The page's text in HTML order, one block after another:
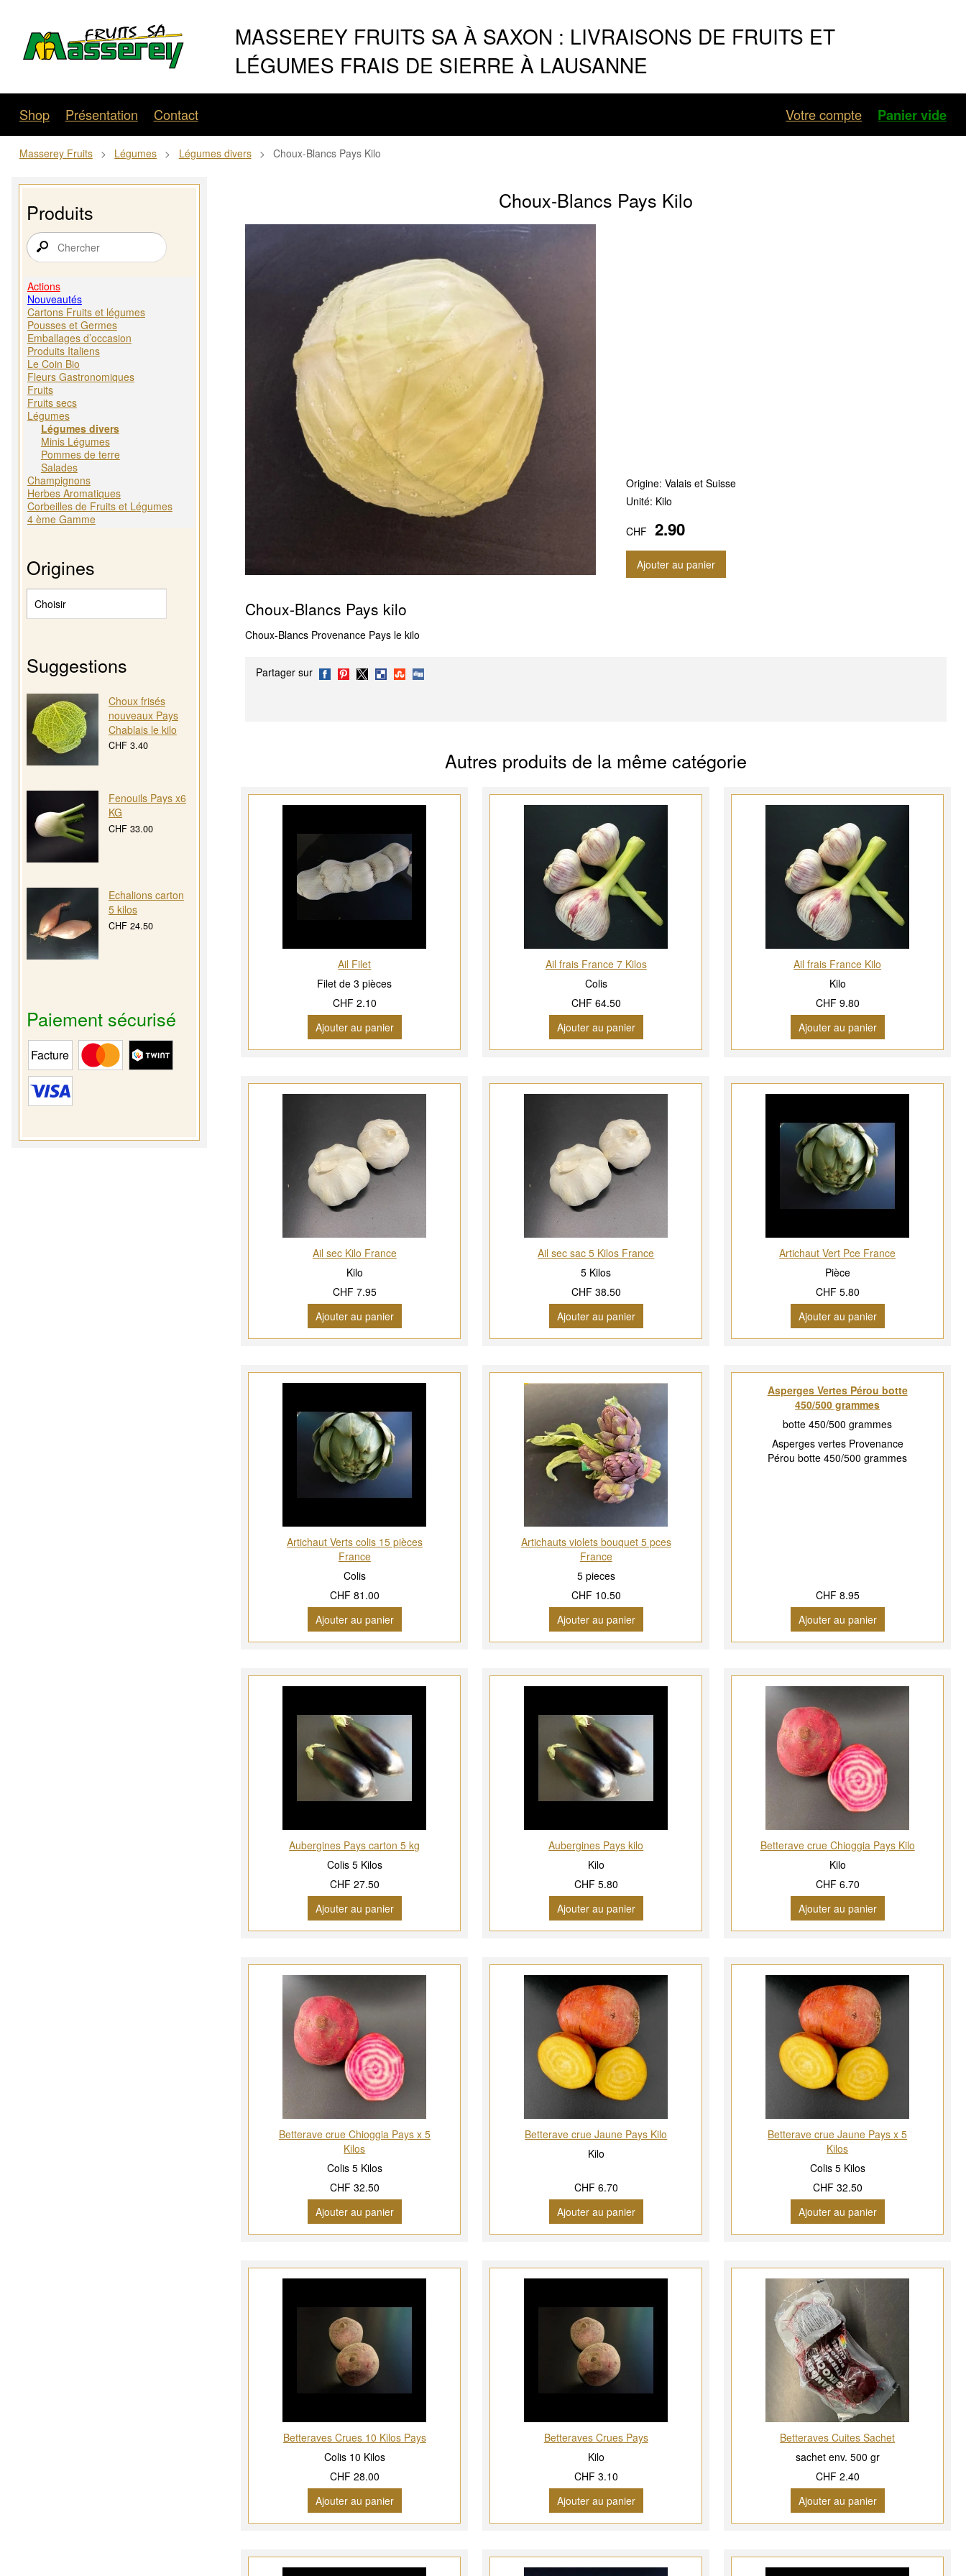
MASSEREY FRUITS SA À SAXON : LIVRAISONS DE FRUITS ET
LÉGUMES FRAIS DE SIERRE À LAUSANNE
Shop Présentation Contact Votre compte Panier vide
Masserey Fruits > Légumes > Légumes divers > Choux-Blancs Pays Kilo
Produits
Actions
Nouveautés
Cartons Fruits et légumes
Pousses et Germes
Emballages d’occasion
Produits Italiens
Le Coin Bio
Fleurs Gastronomiques
Fruits
Fruits secs
Légumes
Légumes divers
Minis Légumes
Pommes de terre
Salades
Champignons
Herbes Aromatiques
Corbeilles de Fruits et Légumes
4 ème Gamme
Origines
Suggestions
Choux frisés
nouveaux Pays
Chablais le kilo
CHF 3.40
Fenouils Pays x6
KG
CHF 33.00
Echalions carton
5 kilos
CHF 24.50
Paiement sécurisé
Choux-Blancs Pays Kilo
Origine: Valais et Suisse
Unité: Kilo
CHF 2.90
Ajouter au panier
Choux-Blancs Pays kilo
Choux-Blancs Provenance Pays le kilo
Partager sur
Autres produits de la même catégorie
Ail Filet
Filet de 3 pièces
CHF 2.10
Ajouter au panier
Ail frais France 7 Kilos
Colis
CHF 64.50
Ajouter au panier
Ail frais France Kilo
Kilo
CHF 9.80
Ajouter au panier
Ail sec Kilo France
Kilo
CHF 7.95
Ajouter au panier
Ail sec sac 5 Kilos France
5 Kilos
CHF 38.50
Ajouter au panier
Artichaut Vert Pce France
Pièce
CHF 5.80
Ajouter au panier
Artichaut Verts colis 15 pièces
France
Colis
CHF 81.00
Ajouter au panier
Artichauts violets bouquet 5 pces
France
5 pieces
CHF 10.50
Ajouter au panier
Asperges Vertes Pérou botte
450/500 grammes
botte 450/500 grammes
Asperges vertes Provenance
Pérou botte 450/500 grammes
CHF 8.95
Ajouter au panier
Aubergines Pays carton 5 kg
Colis 5 Kilos
CHF 27.50
Ajouter au panier
Aubergines Pays kilo
Kilo
CHF 5.80
Ajouter au panier
Betterave crue Chioggia Pays Kilo
Kilo
CHF 6.70
Ajouter au panier
Betterave crue Chioggia Pays x 5
Kilos
Colis 5 Kilos
CHF 32.50
Ajouter au panier
Betterave crue Jaune Pays Kilo
Kilo
CHF 6.70
Ajouter au panier
Betterave crue Jaune Pays x 5
Kilos
Colis 5 Kilos
CHF 32.50
Ajouter au panier
Betteraves Crues 10 Kilos Pays
Colis 10 Kilos
CHF 28.00
Ajouter au panier
Betteraves Crues Pays
Kilo
CHF 3.10
Ajouter au panier
Betteraves Cuites Sachet
sachet env. 500 gr
CHF 2.40
Ajouter au panier